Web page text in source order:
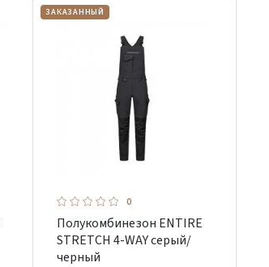
ЗАКАЗАННЫЙ
0
Полукомбинезон ENTIRE
STRETCH 4-WAY серый/
черный